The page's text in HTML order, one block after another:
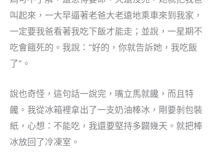
叫起來，一大早逼著老爸大老遠地乘車來到我家，
一定要我爸看著我吃下飯才能走；並說，一星期不
吃會餓死的。我說：“好的，你就告訴她，我吃飯
了”。
說也奇怪，這句話一說完，嘴立馬就饞，而且特
饞。我從冰箱裡拿出了一支奶油棒冰，剛要剝包裝
紙，心想：不能吃，我還要堅持多闢幾天。就把棒
冰放回了冷凍室。